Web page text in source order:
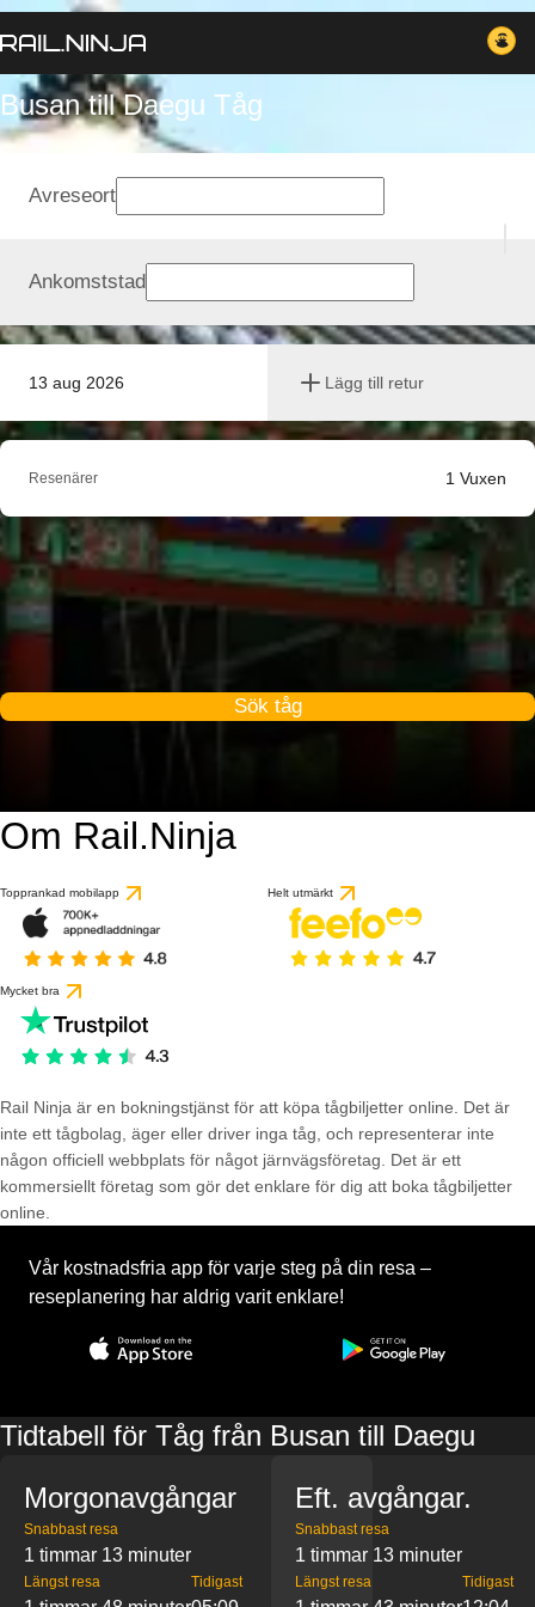
Busan till Daegu Tåg
13 aug 2026 Lägg till retur
Avreseort
Ankomststad
Resenärer 1 Vuxen
Sök tåg
Om Rail.Ninja
Topprankad mobilapp Helt utmärkt
Mycket bra
Rail Ninja är en bokningstjänst för att köpa tågbiljetter online. Det är
inte ett tågbolag, äger eller driver inga tåg, och representerar inte
någon officiell webbplats för något järnvägsföretag. Det är ett
kommersiellt företag som gör det enklare för dig att boka tågbiljetter
online.
Vår kostnadsfria app för varje steg på din resa –
reseplanering har aldrig varit enklare!
Tidtabell för Tåg från Busan till Daegu
Morgonavgångar
Snabbast resa
1 timmar 13 minuter
Längst resa Tidigast
Eft. avgångar.
Snabbast resa
1 timmar 13 minuter
Längst resa Tidigast
baserat på 45